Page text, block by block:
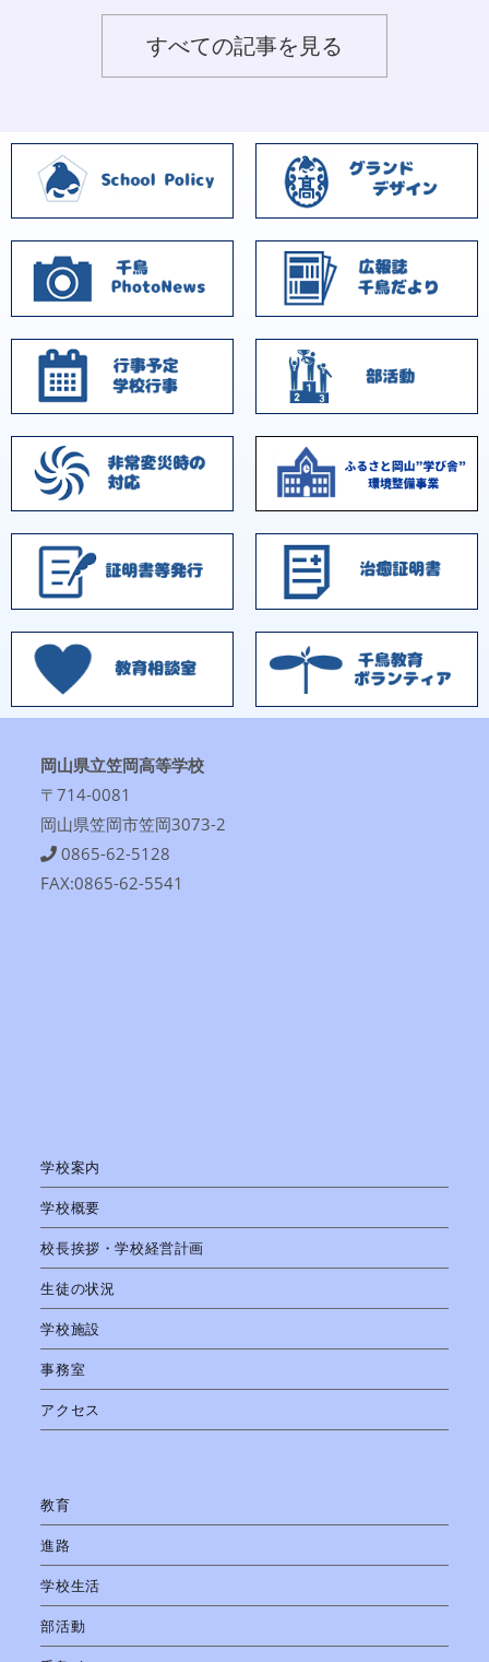
すべての記事を見る
岡山県立笠岡高等学校
〒714-0081
岡山県笠岡市笠岡3073-2
0865-62-5128
FAX:0865-62-5541
学校案内
学校概要
校長挨拶・学校経営計画
生徒の状況
学校施設
事務室
アクセス
教育
進路
学校生活
部活動